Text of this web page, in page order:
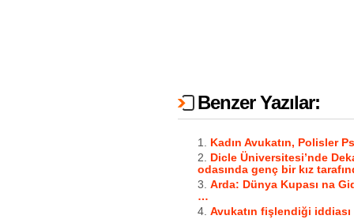
Benzer Yazılar:
Kadın Avukatın, Polisler
Dicle Üniversitesi’nde
odasında genç bir kız
Arda: Dünya Kupası na
…
Avukatın fişlendiği iddiası